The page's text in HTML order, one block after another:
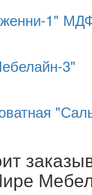
1"
3"